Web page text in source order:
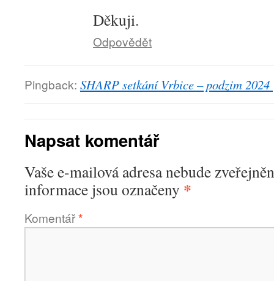
Děkuji.
Odpovědět
Pingback: SHARP setkání Vrbice – podzim
Napsat komentář
Vaše e-mailová adresa nebude
informace jsou označeny *
Komentář*